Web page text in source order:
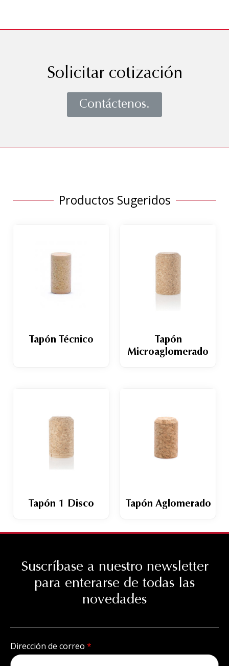
Solicitar cotización
Contáctenos.
Productos Sugeridos
Tapón Técnico
Tapón
Microaglomerado
Tapón 1 Disco Tapón Aglomerado
Suscríbase a nuestro newsletter
para enterarse de todas las
novedades
Dirección de correo